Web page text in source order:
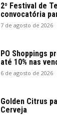
2º Festival de
convocatória
7 de agosto de 2026
PO Shoppings
até 10% nas
6 de agosto de 2026
Golden Citrus
Cerveja